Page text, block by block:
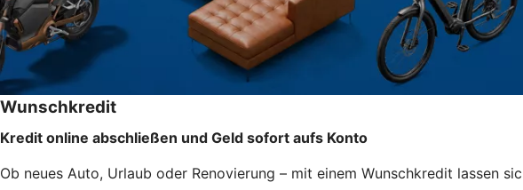
Wunschkredit
Kredit online abschließen und Geld sofort aufs Konto
Ob neues Auto, Urlaub oder Renovierung – mit einem Wunschkredit lassen